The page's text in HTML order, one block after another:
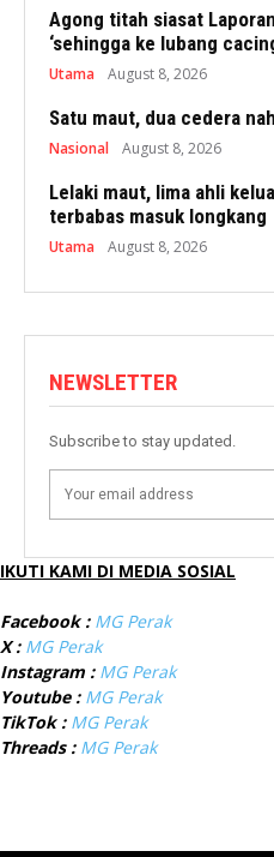
Agong titah siasat
‘sehingga ke lubang
Utama August 8, 2026
Satu maut, dua cedera
Nasional August 8, 2026
Lelaki maut, lima ahli
terbabas masuk longkang
Utama August 8, 2026
NEWSLETTER
Subscribe to stay updated.
IKUTI KAMI DI MEDIA SOSIAL
Facebook : MG Perak
X : MG Perak
Instagram : MG Perak
Youtube : MG Perak
TikTok : MG Perak
Threads : MG Perak